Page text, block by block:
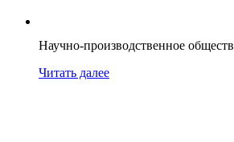
Научно-производственное
Читать далее